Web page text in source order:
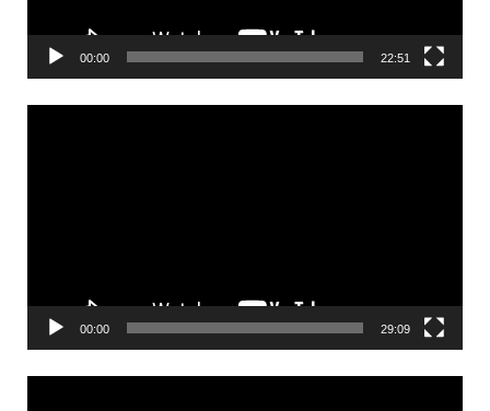
00:00 22:51
00:00 29:09